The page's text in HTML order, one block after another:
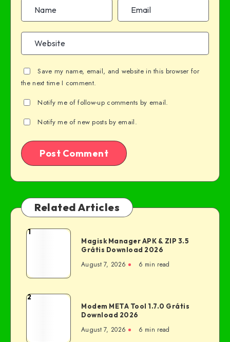
Save my name, email, and website in this browser for
the next time I comment.
Notify me of follow-up comments by email.
Notify me of new posts by email.
Related Articles
1
Magisk Manager APK & ZIP 3.5
Grátis Download 2026
August 7, 2026 6 min read
2
Modem META Tool 1.7.0 Grátis
Download 2026
August 7, 2026 6 min read